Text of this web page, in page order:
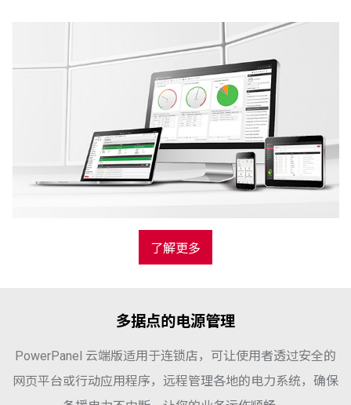
了解更多
多据点的电源管理
PowerPanel 云端版适用于连锁店，可让使用者透过安全的
网页平台或行动应用程序，远程管理各地的电力系统，确保